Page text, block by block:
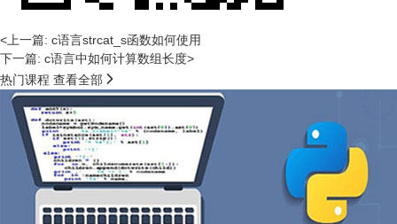
<上一篇: c语言strcat_s函数如何使用
下一篇: c语言中如何计算数组长度>
热门课程 查看全部 